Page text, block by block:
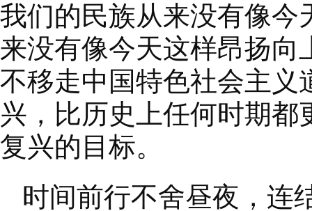
我们的民族从来没有像今
来没有像今天这样昂扬
不移走中国特色社会主义
兴，比历史上任何时期
复兴的目标。
时间前行不舍昼夜，连